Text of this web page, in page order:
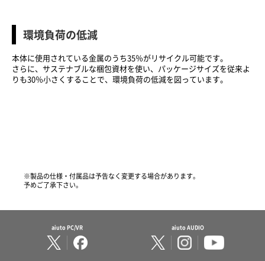
環境負荷の低減
本体に使用されている金属のうち35％がリサイクル可能です。
さらに、サステナブルな梱包資材を使い、パッケージサイズを従来よ
りも30％小さくすることで、環境負荷の低減を図っています。
※製品の仕様・付属品は予告なく変更する場合があります。
予めご了承下さい。
aiuto PC/VR aiuto AUDIO